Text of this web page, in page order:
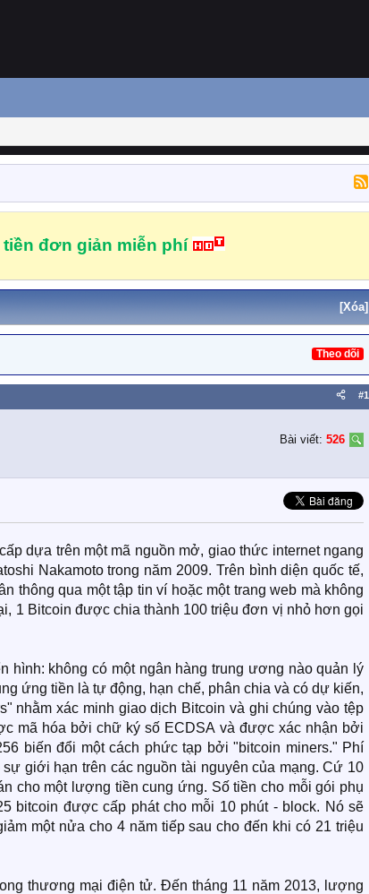
đơn giản miễn phí
[Xóa]
Theo dõi
#1
Bài viết: 526
dựa trên một mã nguồn mở, giao thức internet ngang
Nakamoto trong năm 2009. Trên bình diện quốc tế,
thông qua một tập tin ví hoặc một trang web mà không
1 Bitcoin được chia thành 100 triệu đơn vị nhỏ hơn gọi
hình: không có một ngân hàng trung ương nào quản lý
ứng tiền là tự động, hạn chế, phân chia và có dự kiến,
nhằm xác minh giao dịch Bitcoin và ghi chúng vào tệp
mã hóa bởi chữ ký số ECDSA và được xác nhận bởi
biến đổi một cách phức tạp bởi "bitcoin miners." Phí
giới hạn trên các nguồn tài nguyên của mạng. Cứ 10
cho một lượng tiền cung ứng. Số tiền cho mỗi gói phụ
bitcoin được cấp phát cho mỗi 10 phút - block. Nó sẽ
một nửa cho 4 năm tiếp sau cho đến khi có 21 triệu
thương mại điện tử. Đến tháng 11 năm 2013, lượng